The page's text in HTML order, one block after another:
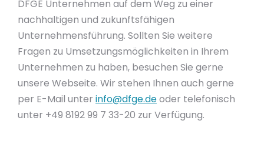
DFGE Unternehmen auf dem Weg zu einer
nachhaltigen und zukunftsfähigen
Unternehmensführung. Sollten Sie weitere
Fragen zu Umsetzungsmöglichkeiten in Ihrem
Unternehmen zu haben, besuchen Sie gerne
unsere Webseite. Wir stehen Ihnen auch gerne
per E-Mail unter info@dfge.deoder telefonisch
unter +49 8192 99 7 33-20 zur Verfügung.